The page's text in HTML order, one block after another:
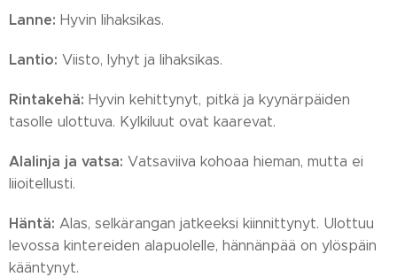
Lanne: Hyvin lihaksikas.
Lantio: Viisto, lyhyt ja lihaksikas.
Rintakehä: Hyvin kehittynyt, pitkä ja kyynärpäiden
tasolle ulottuva. Kylkiluut ovat kaarevat.
Alalinja ja vatsa: Vatsaviiva kohoaa hieman, mutta ei
liioitellusti.
Häntä: Alas, selkärangan jatkeeksi kiinnittynyt. Ulottuu
levossa kintereiden alapuolelle, hännänpää on ylöspäin
kääntynyt.